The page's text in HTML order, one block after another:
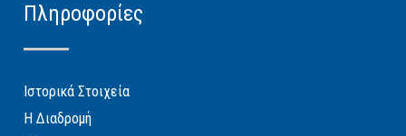
Πληροφορίες
Ιστορικά Στοιχεία
Η Διαδρομή